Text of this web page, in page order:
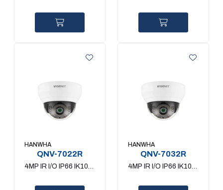
HANWHA
QNV-7022R
4MP IR I/O IP66 IK10
HANWHA
QNV-7032R
4MP IR I/O IP66 IK10